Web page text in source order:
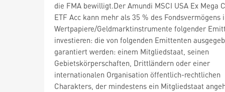
die FMA bewilligt.Der Amundi MSCI USA Ex Mega
ETF Acc kann mehr als 35 % des Fondsvermögens
Wertpapiere/Geldmarktinstrumente folgender
investieren: die von folgenden Emittenten
garantiert werden: einem Mitgliedstaat, seinen
Gebietskörperschaften, Drittländern oder einer
internationalen Organisation öffentlich-rechtlichen
Charakters, der mindestens ein Mitgliedstaat